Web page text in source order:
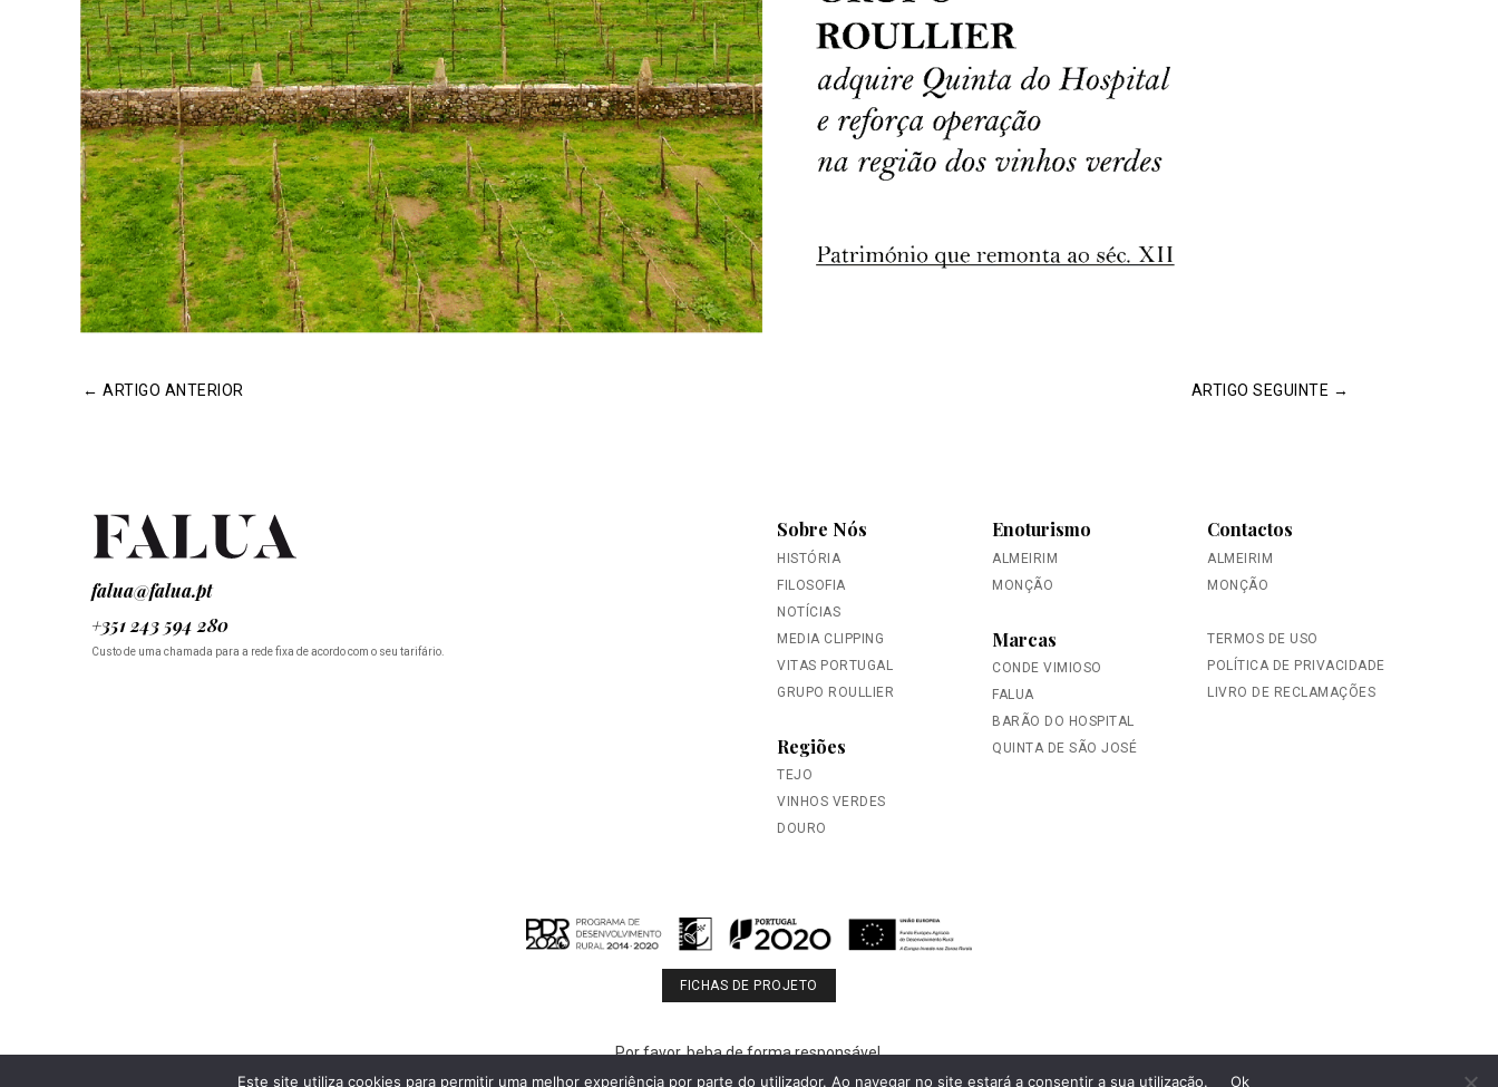
← ARTIGO ANTERIOR ARTIGO SEGUINTE →
falua@falua.pt
+351 243 594 280
Custo de uma chamada para a rede fixa de acordo com o seu tarifário.
Sobre Nós
HISTÓRIA
FILOSOFIA
NOTÍCIAS
MEDIA CLIPPING
VITAS PORTUGAL
GRUPO ROULLIER
Regiões
TEJO
VINHOS VERDES
DOURO
Enoturismo
ALMEIRIM
MONÇÃO
Marcas
CONDE VIMIOSO
FALUA
BARÃO DO HOSPITAL
QUINTA DE SÃO JOSÉ
Contactos
ALMEIRIM
MONÇÃO
TERMOS DE USO
POLÍTICA DE PRIVACIDADE
LIVRO DE RECLAMAÇÕES
FICHAS DE PROJETO
Por favor, beba de forma responsável.
© 2026 Falua. Todos os direitos reservados.
Este site utiliza cookies para permitir uma melhor experiência por parte do utilizador. Ao navegar no site estará a consentir a sua utilização. Ok